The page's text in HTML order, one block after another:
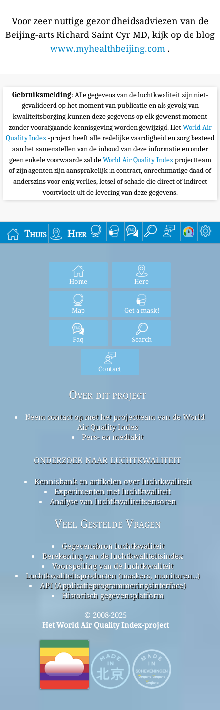
Voor zeer nuttige gezondheidsadviezen van de
Beijing-arts Richard Saint Cyr MD, kijk op de blog
www.myhealthbeijing.com .
Gebruiksmelding: Alle gegevens van de luchtkwaliteit zijn niet-
gevalideerd op het moment van publicatie en als gevolg van
kwaliteitsborging kunnen deze gegevens op elk gewenst moment
zonder voorafgaande kennisgeving worden gewijzigd. HetWorld Air
Quality Index-project heeft alle redelijke vaardigheid en zorg besteed
aan het samenstellen van de inhoud van deze informatie en onder
geen enkele voorwaarde zal deWorld Air Quality Indexprojectteam
of zijn agenten zijn aansprakelijk in contract, onrechtmatige daad of
anderszins voor enig verlies, letsel of schade die direct of indirect
voortvloeit uit de levering van deze gegevens.
Thuis Hier
Home Here
Map Get a mask!
Faq Search
Contact
Over dit project
Neem contact op met het projectteam van de World
Air Quality Index
Pers- en mediakit
onderzoek naar luchtkwaliteit
Kennisbank en artikelen over luchtkwaliteit
Experimenten met luchtkwaliteit
Analyse van luchtkwaliteitsensoren
Veel Gestelde Vragen
Gegevensbron luchtkwaliteit
Berekening van de luchtkwaliteitsindex
Voorspelling van de luchtkwaliteit
Luchtkwaliteitsproducten (maskers, monitoren…)
API (Applicatieprogrammeringsinterface)
Historisch gegevensplatform
© 2008-2025
Het World Air Quality Index-project